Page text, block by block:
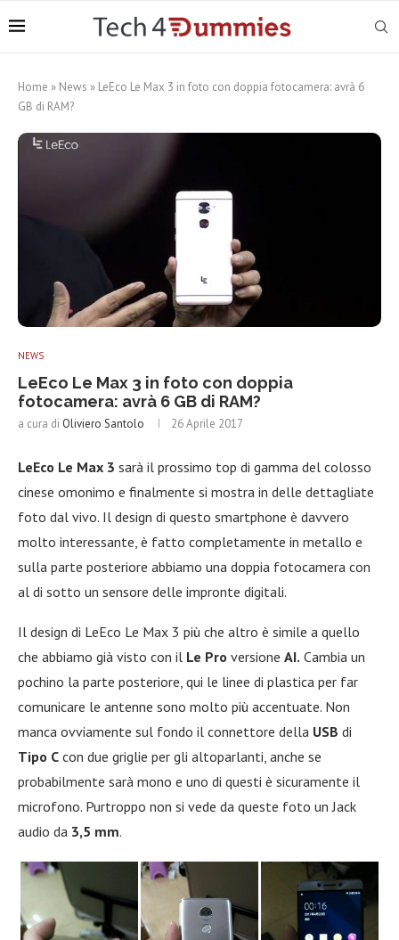
Home » News » LeEco Le Max 3 in foto con doppia fotocamera: avrà 6
GB di RAM?
NEWS
LeEco Le Max 3 in foto con doppia
fotocamera: avrà 6 GB di RAM?
a cura di Oliviero Santolo 26 Aprile 2017
LeEco Le Max 3 sarà il prossimo top di gamma del colosso
cinese omonimo e finalmente si mostra in delle dettagliate
foto dal vivo. Il design di questo smartphone è davvero
molto interessante, è fatto completamente in metallo e
sulla parte posteriore abbiamo una doppia fotocamera con
al di sotto un sensore delle impronte digitali.
Il design di LeEco Le Max 3 più che altro è simile a quello
che abbiamo già visto con il Le Pro versione AI. Cambia un
pochino la parte posteriore, qui le linee di plastica per far
comunicare le antenne sono molto più accentuate. Non
manca ovviamente sul fondo il connettore della USB di
Tipo C con due griglie per gli altoparlanti, anche se
probabilmente sarà mono e uno di questi è sicuramente il
microfono. Purtroppo non si vede da queste foto un Jack
audio da 3,5 mm.